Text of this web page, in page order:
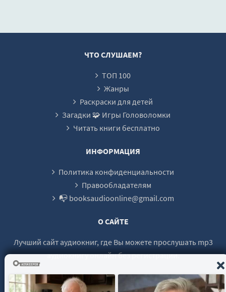
ЧТО СЛУШАЕМ?
ТОП 100
Жанры
Раскраски для детей
Загадки 🧩 Игры Головоломки
Читать книги бесплатно
ИНФОРМАЦИЯ
Политика конфиденциальности
Правообладателям
📭 booksaudioonline@gmail.com
О САЙТЕ
Лучший сайт аудиокниг, где Вы можете прослушать mp3
аудиокнигу онлайн без регистрации.